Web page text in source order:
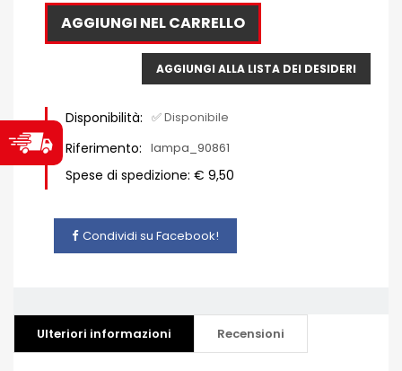
AGGIUNGI NEL CARRELLO
AGGIUNGI ALLA LISTA DEI DESIDERI
Disponibilità: ✅ Disponibile
Riferimento: lampa_90861
Spese di spedizione: € 9,50
Condividi su Facebook!
Ulteriori informazioni Recensioni